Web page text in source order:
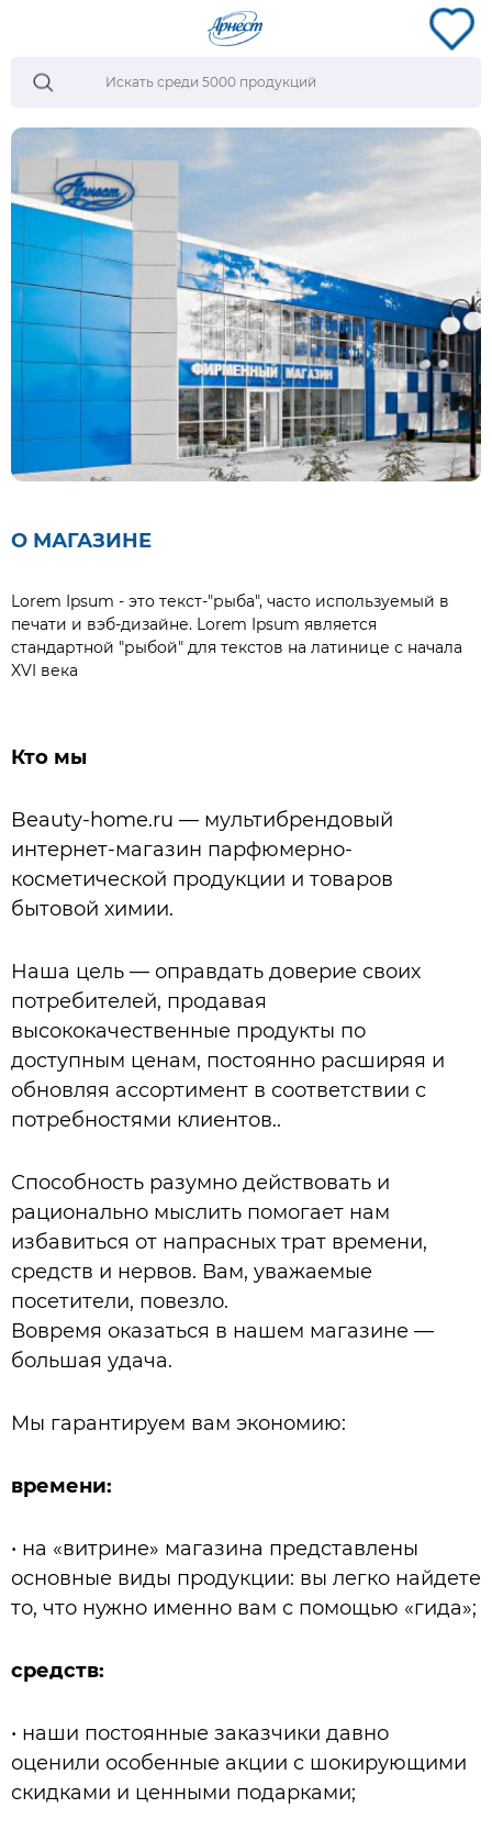
О МАГАЗИНЕ
Lorem Ipsum - это текст-"рыба", часто используемый в
печати и вэб-дизайне. Lorem Ipsum является
стандартной "рыбой" для текстов на латинице с начала
XVI века
Кто мы
Beauty-home.ru — мультибрендовый
интернет-магазин парфюмерно-
косметической продукции и товаров
бытовой химии.
Наша цель — оправдать доверие своих
потребителей, продавая
высококачественные продукты по
доступным ценам, постоянно расширяя и
обновляя ассортимент в соответствии с
потребностями клиентов..
Способность разумно действовать и
рационально мыслить помогает нам
избавиться от напрасных трат времени,
средств и нервов. Вам, уважаемые
посетители, повезло.
Вовремя оказаться в нашем магазине —
большая удача.
Мы гарантируем вам экономию:
времени:
• на «витрине» магазина представлены
основные виды продукции: вы легко найдете
то, что нужно именно вам с помощью «гида»;
средств:
• наши постоянные заказчики давно
оценили особенные акции с шокирующими
скидками и ценными подарками;